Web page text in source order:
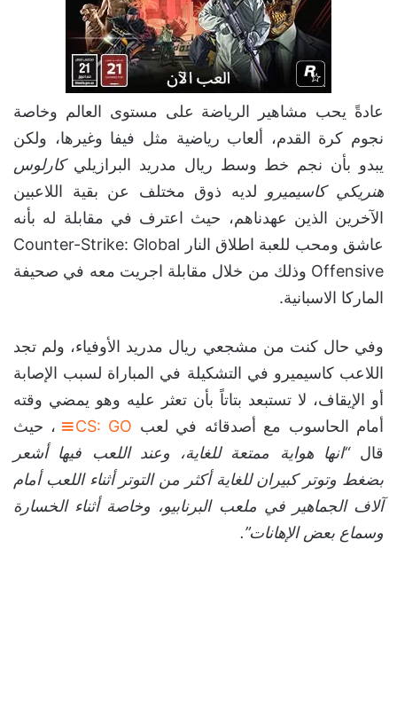
عادةً يحب مشاهير الرياضة على مستوى العالم وخاصة
نجوم كرة القدم، ألعاب رياضية مثل فيفا وغيرها، ولكن
يبدو بأن نجم خط وسط ريال مدريد البرازيليكارلوس
هنريكي كاسيميرو لديه ذوق مختلف عن بقية اللاعبين
الآخرين الذين عهدناهم، حيث اعترف في مقابلة له بأنه
عاشق ومحب للعبة اطلاق النار Counter-Strike: Global
Offensive وذلك من خلال مقابلة اجريت معه في صحيفة
الماركا الاسبانية.
وفي حال كنت من مشجعي ريال مدريد الأوفياء، ولم تجد
اللاعب كاسيميرو في التشكيلة في المباراة لسبب الإصابة
أو الإيقاف، لا تستبعد بتاتاً بأن تعثر عليه وهو يمضي وقته
أمام الحاسوب مع أصدقائه في لعب CS: GO
، حيث
قال “انها هواية ممتعة للغاية، وعند اللعب فيها أشعر
بضغط وتوتر كبيران للغاية أكثر من التوتر أثناء اللعب أمام
آلاف الجماهير في ملعب البرنابيو، وخاصة أثناء الخسارة
وسماع بعض الإهانات”.